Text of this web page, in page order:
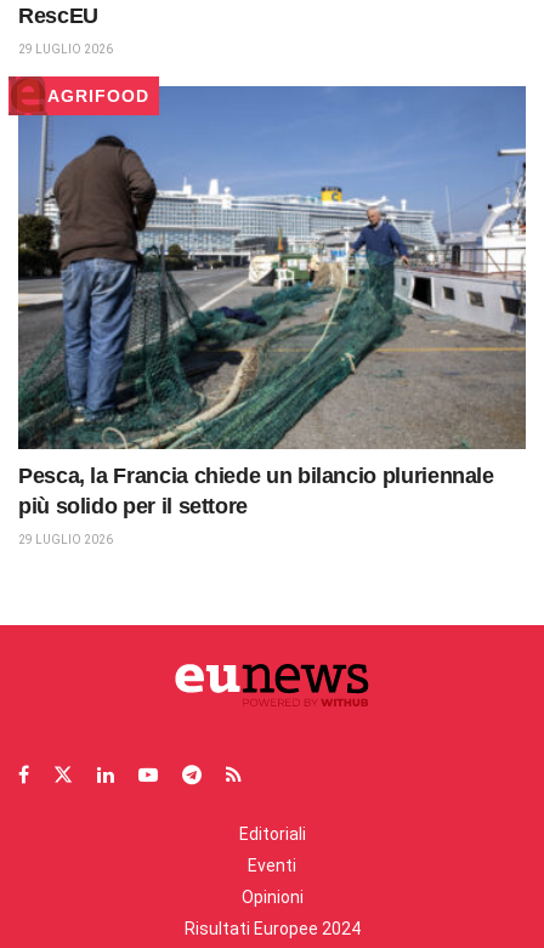
RescEU
29 LUGLIO 2026
AGRIFOOD
Pesca, la Francia chiede un bilancio pluriennale
più solido per il settore
29 LUGLIO 2026
Editoriali
Eventi
Opinioni
Risultati Europee 2024